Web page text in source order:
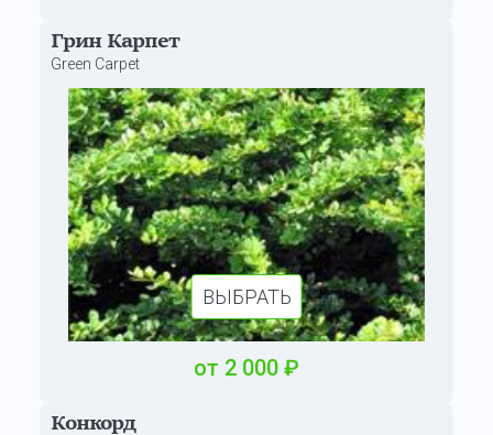
Грин Карпет
Green Carpet
ВЫБРАТЬ
от 2 000 ₽
Конкорд